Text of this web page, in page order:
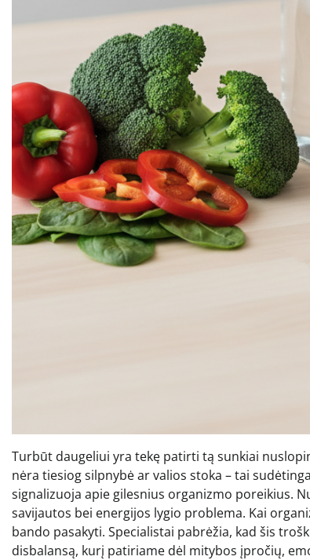
Turbūt daugeliui yra tekę patirti tą sunkiai
nėra tiesiog silpnybė ar valios stoka – tai
signalizuoja apie gilesnius organizmo poreikius.
savijautos bei energijos lygio problema. Kai
bando pasakyti. Specialistai pabrėžia, kad šis
disbalansą, kurį patiriame dėl mitybos įpročių,